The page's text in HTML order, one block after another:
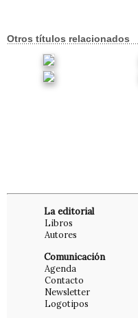
Otros títulos relacionados
La editorial
Libros
Autores
Comunicación
Agenda
Contacto
Newsletter
Logotipos